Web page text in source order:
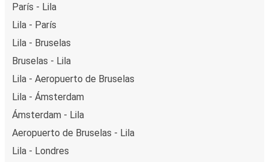
París - Lila
Lila - París
Lila - Bruselas
Bruselas - Lila
Lila - Aeropuerto de Bruselas
Lila - Ámsterdam
Ámsterdam - Lila
Aeropuerto de Bruselas - Lila
Lila - Londres